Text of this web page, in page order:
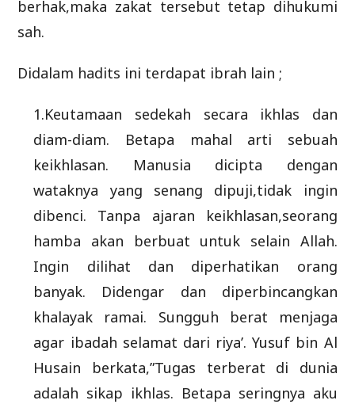
berhak,maka zakat tersebut tetap dihukumi
sah.
Didalam hadits ini terdapat ibrah lain ;
1.Keutamaan sedekah secara ikhlas dan
diam-diam. Betapa mahal arti sebuah
keikhlasan. Manusia dicipta dengan
wataknya yang senang dipuji,tidak ingin
dibenci. Tanpa ajaran keikhlasan,seorang
hamba akan berbuat untuk selain Allah.
Ingin dilihat dan diperhatikan orang
banyak. Didengar dan diperbincangkan
khalayak ramai. Sungguh berat menjaga
agar ibadah selamat dari riya’. Yusuf bin Al
Husain berkata,”Tugas terberat di dunia
adalah sikap ikhlas. Betapa seringnya aku